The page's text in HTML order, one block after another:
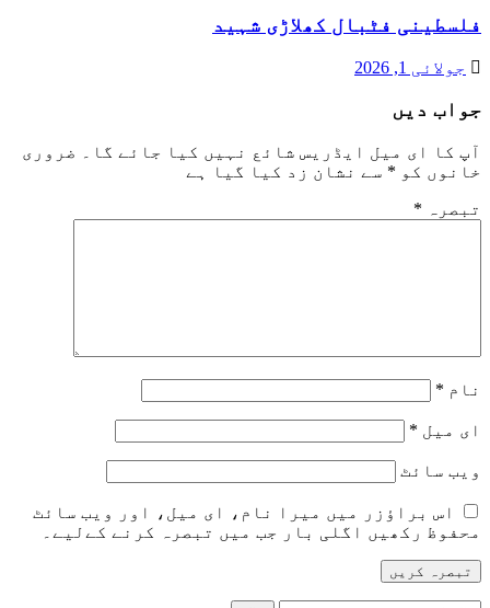
فلسطینی فٹبال کھلاڑی شہید
جولائی 1, 2026
جواب دیں
آپ کا ای میل ایڈریس شائع نہیں کیا جائے گا۔
ضروری
خانوں کو * سے نشان زد کیا گیا ہے
تبصرہ *
نام *
ای میل *
ویب‌ سائٹ
اس براؤزر میں میرا نام، ای میل، اور ویب سائٹ
محفوظ رکھیں اگلی بار جب میں تبصرہ کرنے کےلیے۔